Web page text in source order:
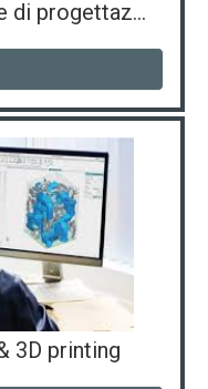
Metodologie e tecniche di progettazione comunitaria e sociale
3D printing